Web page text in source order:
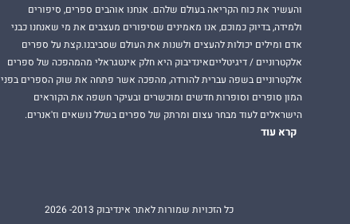
והעשיר את כוח הקריאה בעולם שלהם. אנחנו אוהבים ספרים, סיפורים
ולמידה, בדיוק כמוכם, אנו מאמינים שסיפורים מעצבים את מי שאנחנו כבני
אדם ומילים יכולות להעצים ולשנות את העולם שסביבנו.קצת על ספרים
אלקטרוניים / דיגיטלייםאינדיבוק היא חלק אינטגראלי מהמהפכה של ספרים
אלקטרוניים בשפה עברית להורדה, מהפכה אשר פתחה את שוק הספרים בפני
המון סופרים וסופרות חדשים ומוכשרים ובעיקר חשפה את הקוראים
הישראלים לעוד מבחר עצום ומרתק של ספרים בשלל נושאים וז'אנרים.
קרא עוד
כל הזכויות שמורות לאתר אינדיבוק 2013- 2026